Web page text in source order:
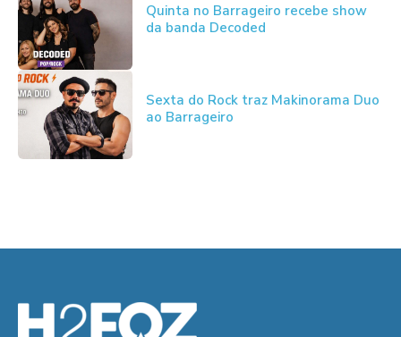
Quinta no Barrageiro recebe show
da banda Decoded
Sexta do Rock traz Makinorama Duo
ao Barrageiro